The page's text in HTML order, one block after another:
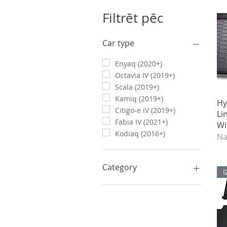
Filtrēt pēc
Car type
Enyaq (2020+)
Octavia IV (2019+)
Scala (2019+)
Kamiq (2019+)
Citigo-e iV (2019+)
Fabia IV (2021+)
Kodiaq (2016+)
Category
Diski un komplektēti